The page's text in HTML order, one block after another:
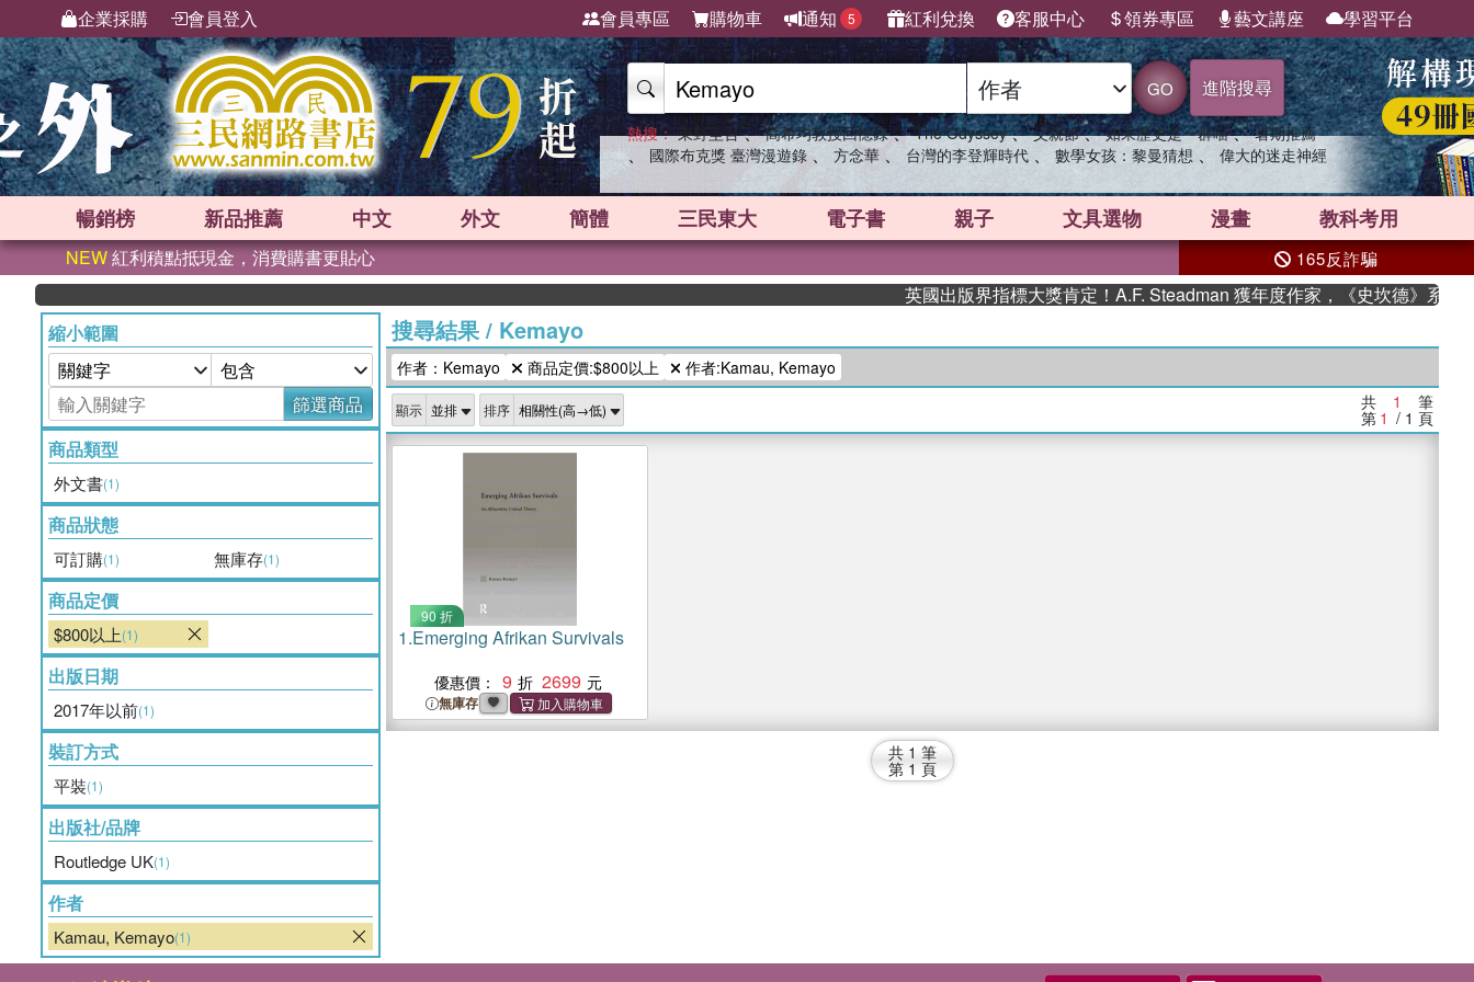
企業採購 會員登入 會員專區 購物車 通知 5 紅利兌換 客服中心 領券專區 藝文講座 學習平台
GO 進階搜尋
熱搜： 東野圭吾 、 高希均教授回憶錄 、 The Odyssey 、 父親節 、 如果歷史是一群喵 、 暑期推薦
、 國際布克獎 臺灣漫遊錄 、 方念華 、 台灣的李登輝時代 、 數學女孩：黎曼猜想 、 偉大的迷走神經
暢銷榜 新品推薦 中文 外文 簡體 三民東大 電子書 親子 文具選物 漫畫 教科考用
NEW紅利積點抵現金，消費購書更貼心 165反詐騙
英國出版界指標大獎肯定！A.F. Steadman 獲年度作家，《史坎德》系列帶
縮小範圍
篩選商品
商品類型
外文書(1)
商品狀態
可訂購(1) 無庫存(1)
商品定價
$800以上(1)
出版日期
2017年以前(1)
裝訂方式
平裝(1)
出版社/品牌
Routledge UK(1)
作者
Kamau, Kemayo(1)
搜尋結果/ Kemayo
作者：Kemayo 商品定價:$800以上 作者:Kamau, Kemayo
顯示 排序 共 1 筆
第 1 / 1 頁
90 折
1.Emerging Afrikan Survivals
優惠價： 9 2699
無庫存
共 1 筆
第 1 頁